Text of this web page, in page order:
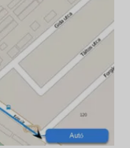
tillbehören
på
alltid är
sig